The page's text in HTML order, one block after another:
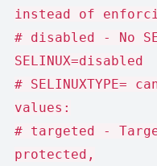
instead of
# disabled - No
SELINUX=disabled
# SELINUXTYPE=
values:
# targeted -
protected,